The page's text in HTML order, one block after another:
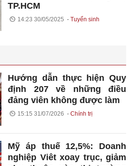
TP.HCM
14:23 30/05/2025 Tuyển sinh
Hướng dẫn thực hiện Quy
định 207 về những điều
đảng viên không được làm
15:15 31/07/2026 Chính trị
Mỹ áp thuế 12,5%: Doanh
nghiệp Viêt xoay trục, giảm